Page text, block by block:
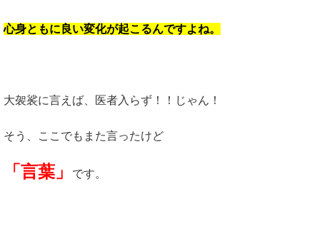
心身ともに良い変化が起こるんですよね。
大袈裟に言えば、医者入らず！！じゃん！
そう、ここでもまた言ったけど
「言葉」 です。